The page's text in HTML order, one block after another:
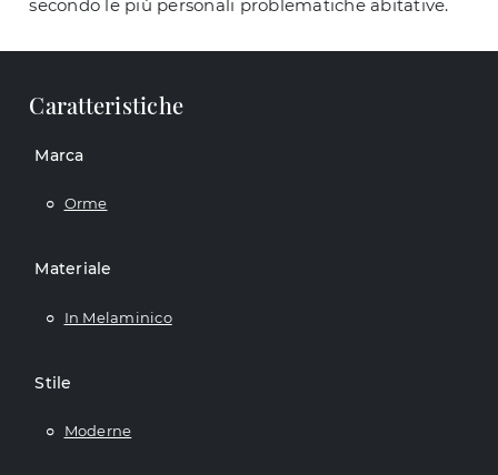
secondo le più personali problematiche abitative.
Caratteristiche
Marca
Orme
Materiale
In Melaminico
Stile
Moderne